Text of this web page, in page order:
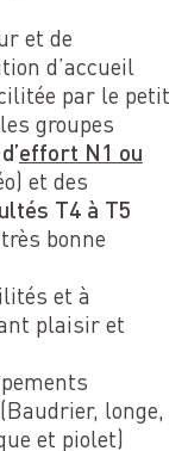
et de
d’accueil
par le petit
groupes
effort N1 ou
et des
T4 à T5
bonne
et à
plaisir et
longe,
et piolet)